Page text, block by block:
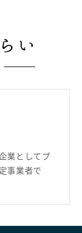
業として プ
事業者で